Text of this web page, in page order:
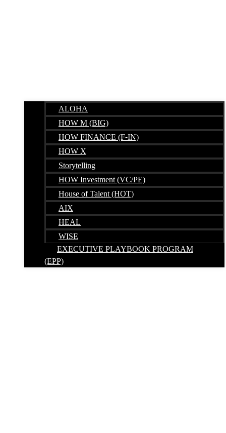
ALOHA
HOW M (BIG)
HOW FINANCE (F-IN)
HOW X
Storytelling
HOW Investment (VC/PE)
House of Talent (HOT)
AIX
HEAL
WISE
EXECUTIVE PLAYBOOK PROGRAM
(EPP)